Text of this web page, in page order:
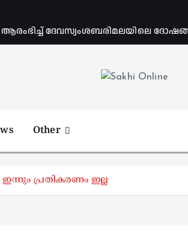
ദേവസ്വംശബരിമലയിലെ
Other
പ്രതികരണം ഇല്ല